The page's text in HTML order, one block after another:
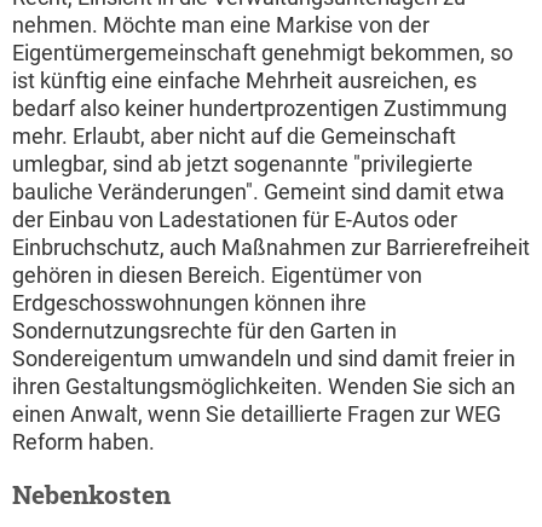
nehmen. Möchte man eine Markise von der
Eigentümergemeinschaft genehmigt bekommen, so
ist künftig eine einfache Mehrheit ausreichen, es
bedarf also keiner hundertprozentigen Zustimmung
mehr. Erlaubt, aber nicht auf die Gemeinschaft
umlegbar, sind ab jetzt sogenannte "privilegierte
bauliche Veränderungen". Gemeint sind damit etwa
der Einbau von Ladestationen für E-Autos oder
Einbruchschutz, auch Maßnahmen zur Barrierefreiheit
gehören in diesen Bereich. Eigentümer von
Erdgeschosswohnungen können ihre
Sondernutzungsrechte für den Garten in
Sondereigentum umwandeln und sind damit freier in
ihren Gestaltungsmöglichkeiten. Wenden Sie sich an
einen Anwalt, wenn Sie detaillierte Fragen zur WEG
Reform haben.
Nebenkosten